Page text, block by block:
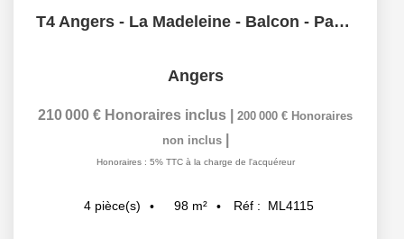
T4 Angers - La Madeleine - Balcon - Parking
Angers
210 000 € Honoraires inclus 200 000 € Honoraires
non inclus
Honoraires : 5% TTC à la charge de l'acquéreur
4 pièce(s) 98 m² Réf : ML4115